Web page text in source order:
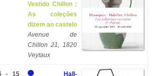
Vestido Chillon :
As coleções
dizem ao castelo
Avenue de
Chillon 21, 1820
Veytaux
- 15
Hall-